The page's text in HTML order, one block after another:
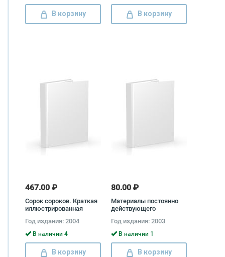
В корзину В корзину
467.00 ₽
Сорок сороков. Краткая
иллюстрированная
московских храмов. В 4
томах. Том 3. Москва в
границах 1917 года Петр
Паламарчук
Год издания: 2004
В наличии 4
В корзину
80.00 ₽
Материалы постоянно
действующего
семинара Клуба ученых
Глобальный мир: Выпуск
7 (30): Глобализация,
культура, цивилизация
Год издания: 2003
В наличии 1
В корзину